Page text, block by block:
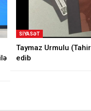
SIYASƏT
Taymaz Urmulu
edib